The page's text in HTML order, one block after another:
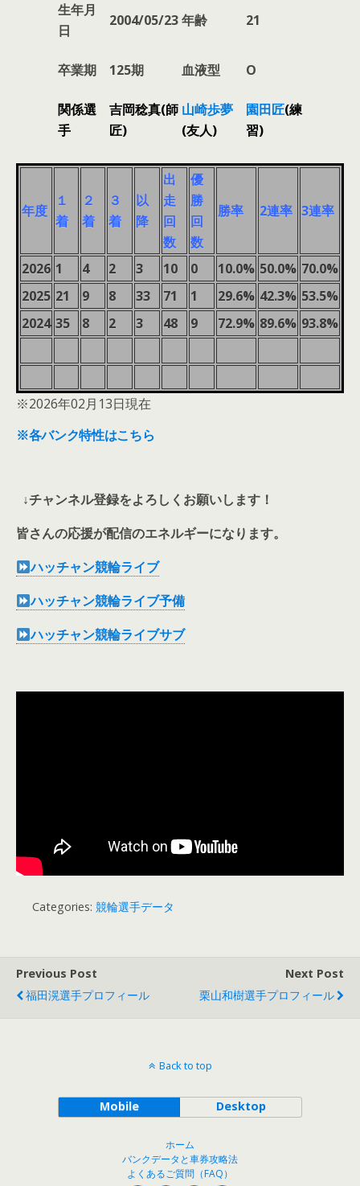
生年月
日
2004/05/23年齢 21
卒業期 125期 血液型 O
関係選
手
吉岡稔真(師
匠)
山崎歩夢
(友人)
園田匠(練
習)
年度
１
着
２
着
３
着
以
降
出
走
回
数
優
勝
回
数
勝率 2連率 3連率
2026 1 4 2 3 10 0 10.0% 50.0% 70.0%
2025 21 9 8 33 71 1 29.6% 42.3% 53.5%
2024 35 8 2 3 48 9 72.9% 89.6% 93.8%
※2026年02月13日現在
※各バンク特性はこちら
↓チャンネル登録をよろしくお願いします！
皆さんの応援が配信のエネルギーになります。
️ハッチャン競輪ライブ
️ハッチャン競輪ライブ予備
️ハッチャン競輪ライブサブ
Categories: 競輪選手データ
Previous Post
福田滉選手プロフィール
Next Post
栗山和樹選手プロフィール
Back to top
Mobile Desktop
ホーム
バンクデータと車券攻略法
よくあるご質問（FAQ）